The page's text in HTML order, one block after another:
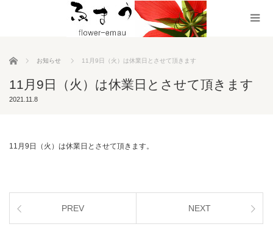
ホーム お知らせ 11月9日（火）は休業日とさせて頂きます
11月9日（火）は休業日とさせて頂きます
2021.11.8
11月9日（火）は休業日とさせて頂きます。
PREV NEXT